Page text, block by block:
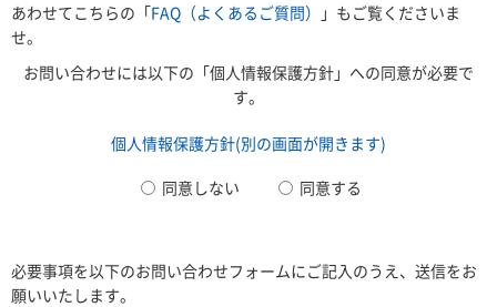
あわせてこちらの「FAQ（よくあるご質問） 」もご覧くださいま
せ。
お問い合わせには以下の「個人情報保護方針」への同意が必要で
す。
個人情報保護方針(別の画面が開きます)
同意しない
同意する
必要事項を以下のお問い合わせフォームにご記入のうえ、送信をお
願いいたします。